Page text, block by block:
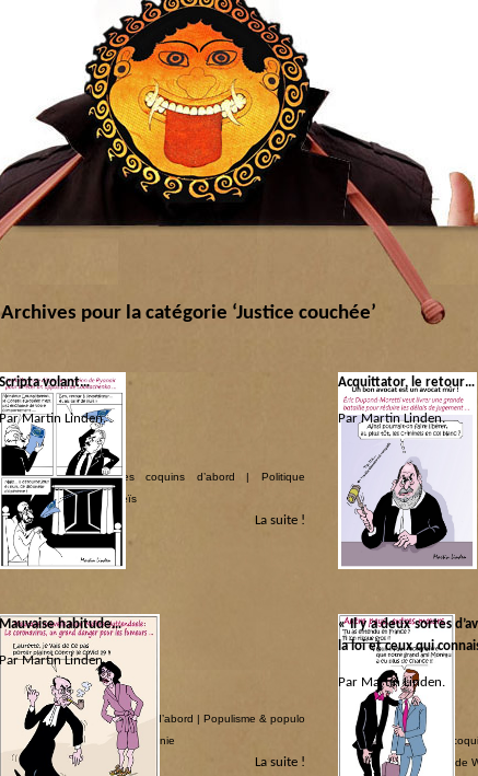
Archives pour la catégorie ‘Justice couchée’
Scripta volant…
Par Martin Linden.
Catégorie :
Justice couchée|Les coquins d’abord |Politique
internationale| Slaves peïs
La suite !
Acquittator, le retour…
Par Martin Linden.
Catégorie :
Justice couchée|
Mauvaise habitude…
Par Martin Linden.
Catégorie :
Justice couchée| Les coquins d’abord | Populisme & populo
République socialiste de Wallonie
La suite !
« Il y a deux sortes
la loi et ceux qui
Par Martin Linden.
Catégorie :
Justice couchée| Les
République socialiste de